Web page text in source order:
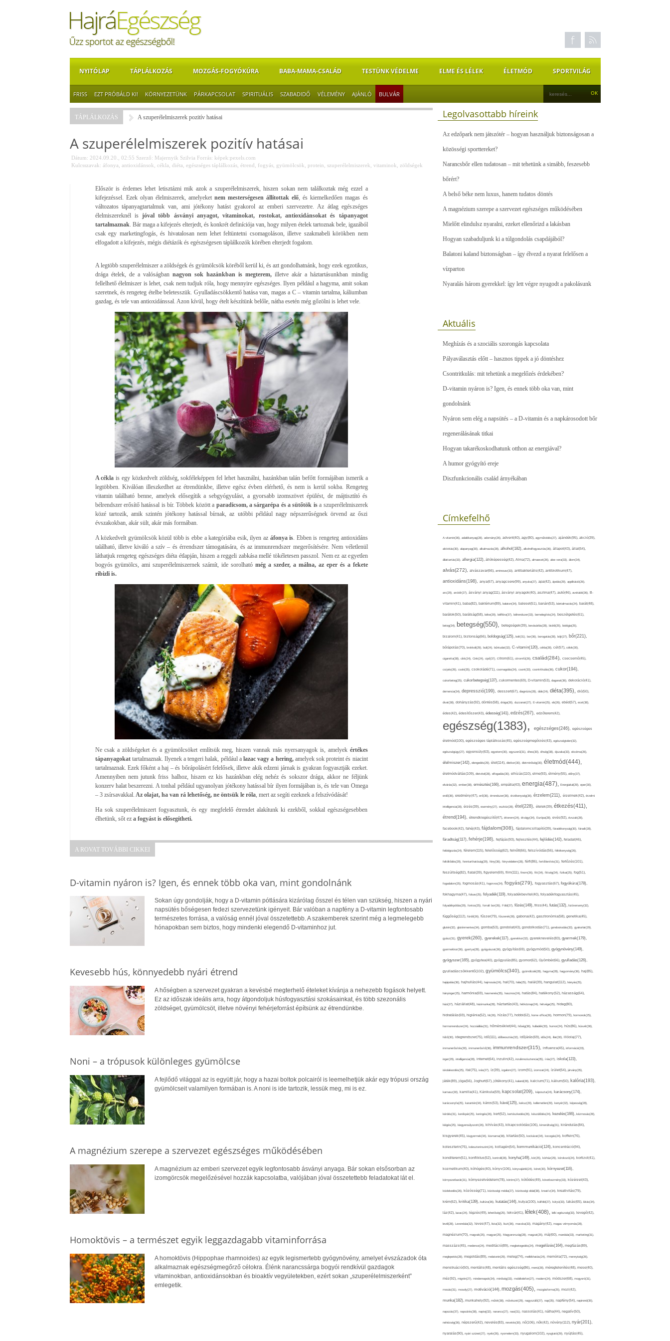
NYITÓLAP TÁPLÁLKOZÁS MOZGÁS-FOGYÓKÚRA BABA-MAMA-CSALÁD TESTÜNK VÉDELME ELME ÉS LÉLEK ÉLETMÓD SPORTVILÁG
FRISS EZT PRÓBÁLD KI! KÖRNYEZETÜNK PÁRKAPCSOLAT SPIRITUÁLIS SZABADIDŐ VÉLEMÉNY AJÁNLÓ BULVÁR
TÁPLÁLKOZÁS A szuperélelmiszerek pozitív hatásai
A szuperélelmiszerek pozitív hatásai
Dátum: 2024.09.20., 02:55 Szerző: Majernyik Szilvia Forrás: képek:pexels.com
Kulcsszavak: áfonya antioxidánsok cékla diéta egészséges táplálkozás, étrend fogyás, gyümölcsök protein szuperélelmiszerek vitaminok zöldségek
Először is érdemes lehet letisztázni mik azok a szuperélelmiszerek, hiszen sokan nem találkoztak még ezzel a
kifejezéssel. Ezek olyan élelmiszerek, amelyeket nem mesterségesen állítottak elő , és kiemelkedően magas és
változatos tápanyagtartalmuk van, ami jótékony hatást gyakorol az emberi szervezetre. Az átlag egészséges
élelmiszereknél isjóval több ásványi anyagot, vitaminokat, rostokat, antioxidánsokat és tápanyagot
tartalmaznak . Bár maga a kifejezés elterjedt, és konkrét definíciója van, hogy milyen ételek tartoznak bele, igazából
csak egy marketingfogás, és hivatalosan nem lehet feltüntetni csomagoláson, illetve szakmabeli körökben nem
elfogadott a kifejezés, mégis diétázók és egészségesen táplálkozók körében elterjedt fogalom.
A legtöbb szuperélelmiszer a zöldségek és gyümölcsök köréből kerül ki, és azt gondolhatnánk, hogy ezek egzotikus,
drága ételek, de a valóságban nagyon sok hazánkban is megterem, illetve akár a háztartásunkban mindig
fellelhető élelmiszer is lehet, csak nem tudjuk róla, hogy mennyire egészséges. Ilyen például a hagyma, amit sokan
szeretnek, és rengeteg ételbe beletesszük. Gyulladáscsökkentő hatása van, magas a C – vitamin tartalma, káliumban
gazdag, és tele van antioxidánssal. Azon kívül, hogy ételt készítünk belőle, nátha esetén még gőzölni is lehet vele.
A cékla is egy közkedvelt zöldség, sokféleképpen fel lehet használni, hazánkban talán befőtt formájában ismerik a
legtöbben. Kiválóan illeszkedhet az étrendünkbe, illetve egész évben elérhető, és nem is kerül sokba. Rengeteg
vitamin található benne, amelyek elősegítik a sebgyógyulást, a gyorsabb izomszövet épülést, de májtisztító és
bélrendszer erősítő hatással is bír. Többek között a paradicsom, a sárgarépa és a sütőtök isa szuperélelmiszerek
közé tartozik, amik szintén jótékony hatással bírnak, az utóbbi például nagy népszerűségnek örvend az őszi
évszakokban, akár sült, akár más formában.
A közkedvelt gyümölcsök közül több is ebbe a kategóriába esik, ilyen az áfonya is . Ebben is rengeteg antioxidáns
található, illetve kiváló a szív – és érrendszer támogatására, és az immunrendszer megerősítésére. Nem véletlenül
láthatjuk rengeteg egészséges diéta étlapján, hiszen a reggeli zabkása mellé tökéletesen passzol. Nem ez az egyetlen
bogyós gyümölcs, ami szuperélelmiszernek számít, ide sorolhatómég a szeder, a málna, az eper és a fekete
ribizli is.
Ne csak a zöldségeket és a gyümölcsöket említsük meg, hiszen vannak más nyersanyagok is, amelyek értékes
tápanyagokat tartalmaznak. Ilyenek a tengeri halak, például a lazac vagy a hering,amelyek sok proteint és niacint
tartalmaznak. Ezek főként a haj – és bőrápolásért felelősek, illetve akik edzeni járnak is gyakran fogyasztják ezeket.
Amennyiben nem jutunk friss halhoz, hiszen ez kis hazánkban elég nehéz és sokszor drága, akkor ne féljünk
konzerv halat beszerezni. A tonhal például ugyanolyan jótékony hatással bír ilyen formájában is, és tele van Omega
– 3 zsírsavakkal. Az olajat, ha van rá lehetőség, ne öntsük le róla, mert az segíti ezeknek a felszívódását!
Ha sok szuperélelmiszert fogyasztunk, és egy megfelelő étrendet alakítunk ki ezekből, sokkal egészségesebben
élhetünk, sőt eza fogyást is elősegítheti.
A ROVAT TOVÁBBI CIKKEI
D-vitamin nyáron is? Igen, és ennek több oka van, mint gondolnánk
Sokan úgy gondolják, hogy a D-vitamin pótlására kizárólag ősszel és télen van szükség, hiszen a nyári
napsütés bőségesen fedezi szervezetünk igényeit. Bár valóban a napfény a D-vitamin legfontosabb
természetes forrása, a valóság ennél jóval összetettebb. A szakemberek szerint még a legmelegebb
hónapokban sem biztos, hogy mindenki elegendő D-vitaminhoz jut.
Kevesebb hús, könnyedebb nyári étrend
A hőségben a szervezet gyakran a kevésbé megterhelő ételeket kívánja a nehezebb fogások helyett.
Ez az időszak ideális arra, hogy átgondoljuk húsfogyasztási szokásainkat, és több szezonális
zöldséget, gyümölcsöt, illetve növényi fehérjeforrást építsünk az étrendünkbe.
Noni – a trópusok különleges gyümölcse
A fejlődő világgal az is együtt jár, hogy a hazai boltok polcairól is leemelhetjük akár egy trópusi ország
gyümölcseit valamilyen formában is. A noni is ide tartozik, lessük meg, mi is ez.
A magnézium szerepe a szervezet egészséges működésében
A magnézium az emberi szervezet egyik legfontosabb ásványi anyaga. Bár sokan elsősorban az
izomgörcsök megelőzésével hozzák kapcsolatba, valójában jóval összetettebb feladatokat lát el.
Homoktövis – a természet egyik leggazdagabb vitaminforrása
A homoktövis (Hippophae rhamnoides) az egyik legismertebb gyógynövény, amelyet évszázadok óta
alkalmaznak egészségmegőrző célokra. Élénk narancssárga bogyói rendkívül gazdagok
vitaminokban, antioxidánsokban és bioaktív vegyületekben, ezért sokan „szuperélelmiszerként”
emlegetik.
Legolvasottabb híreink
Az edzőpark nem játszótér – hogyan használjuk biztonságosan a
közösségi sporttereket?
Narancsbőr ellen tudatosan – mit tehetünk a simább, feszesebb
bőrért?
A belső béke nem luxus, hanem tudatos döntés
A magnézium szerepe a szervezet egészséges működésében
Mielőtt elindulsz nyaralni, ezeket ellenőrizd a lakásban
Hogyan szabaduljunk ki a túlgondolás csapdájából?
Balatoni kaland biztonságban – így élvezd a nyarat felelősen a
vízparton
Nyaralás három gyerekkel: így lett végre nyugodt a pakolásunk
Aktuális
Meghízás és a szociális szorongás kapcsolata
Pályaválasztás előtt – hasznos tippek a jó döntéshez
Csontritkulás: mit tehetünk a megelőzés érdekében?
D-vitamin nyáron is? Igen, és ennek több oka van, mint
gondolnánk
Nyáron sem elég a napsütés – a D-vitamin és a napkárosodott bőr
regenerálásának titkai
Hogyan takarékoskodhatunk otthon az energiával?
A humor gyógyító ereje
Diszfunkcionális család árnyékában
Címkefelhő
A-vitamin(36), adalékanyag(28), adomány(26), advent(40), agy(80), agyműködés(27), ajándék(95), akció(39),
aktivitás(30), alapanyag(30), alkalmazás(28), alkohol(182), alkoholfogyasztás(36), állapot(43), állat(54),
állattartás(33), allergia(122), állóképesség(42), Alma(72), almaecet(26), aloe vera(33), álom(34),
alvás(272), alvászavar(66), aminosav(33), antibakteriális(42), antibiotikum(47),
antioxidáns(198), anya(67), anyagcsere(99), anyuka(27), apa(42), ápolás(29), applikáció(26),
arc(29), arcbőr(27), ásványi anyag(111), ásványi anyagok(40), asztma(47), autó(46), avokádó(36), B-
vitamin(41), baba(82), baktérium(89), balaton(34), baleset(51), banán(53), bántalmazás(24), barát(48),
barátok(50), barátság(58), béke(29), bélflóra(37), bélrendszer(33), bemelegítés(24), beszélgetés(61),
beteg(34), betegség(550), betegségek(39), bevásárlás(28), bicikli(25), biológia(25),
bizalom(41), biztonság(66), boldogság(125), bolt(31), bor(36), borogatás(28), böjt(27), bőr(221),
bőrápolás(70), brokkoli(29), buli(24), bűntudat(32), C-vitamin(120), cékla(28), cél(57), célok(30),
cigaretta(38), cikk(24), Cink(24), cipő(37), citrom(61), citromfű(26), család(284), csecsemő(45),
csípés(26), csoki(35), csokoládé(71), csomagolás(24), csont(33), csontritkulás(36), cukor(194),
cukorbeteg(25), cukorbetegség(137), cukormentes(69), D-vitamin(53), daganat(36), dekoráció(41),
demencia(34), depresszió(199), desszert(67), diagnózis(28), diák(24), diéta(395), dió(50),
divat(38), dohányzás(92), döntés(58), drága(26), duzzanat(27), E-vitamin(25), eb(26), ebéd(57), ecet(38),
édes(42), édesítőszer(43), édesség(141), edzés(267), edzőterem(42),
egészség(1383), egészséges(246), egészséges
életmód(100), egészséges táplálkozás(45), egészségmegőrzés(43), egészségtelen(32),
egészségügy(27), egyensúly(63), egyetem(30), egyszerű(31), éhes(30), éhség(38), éjszaka(33), ekcéma(26),
élelmiszer(142), elengedés(29), élet(114), életkor(30), életminőség(30), életmód(444),
életmódváltás(109), életvitel(28), elfogadás(30), elhízás(110), elme(93), élmény(55), előny(37),
elvárás(32), ember(38), emésztés(166), empátia(43), energia(487), Energiaital(29), eper(30),
erdő(36), eredmény(47), erő(36), érrendszer(36), érzékenység(36), érzelem(211), érzelmek(42), érzelmi
intelligencia(28), érzés(39), esemény(27), eszköz(28), étel(228), ételek(39), étkezés(411),
étrend(194), étrendkiegészítő(47), étterem(24), étvágy(34), Európa(28), evés(92), évszak(28),
facebook(42), fahéj(43), fájdalom(308), fájdalomcsillapító(39), fáradékonyság(30), fáradt(28),
fáradtság(117), fehérje(198), fejfájás(93), fejlesztés(44), fejlődés(142), feladat(46),
feldolgozás(24), félelem(115), felelősség(62), felnőtt(66), felszívódás(56), féltékenység(26),
feltöltődés(29), fenntarthatóság(29), fény(36), fényvédelem(28), férfi(86), fertőtlenítés(31), fertőzés(101),
feszültség(82), fiatal(39), figyelem(69), film(111), finom(26), fitt(34), fittség(34), fizikai(25), fog(51),
fogadalom(25), fogmosás(41), fogorvos(24), fogyás(279), fogyasztás(67), fogyókúra(178),
fokhagyma(47), folsav(25), folyadék(119), folyadékbevitel(40), folyadékfogyasztás(45),
folyadékpótlás(29), fontos(25), forralt bor(26), Föld(27), főzés(149), friss(44), futás(132), futóverseny(32),
függőség(112), fürdő(26), fűszer(79), fűszerek(28), gabona(42), gasztronómia(58), genetika(45),
glutén(32), gluténmentes(34), gomba(53), gondolat(43), gondolkodás(71), gondoskodás(33), gyakorlat(29),
gyász(31), gyerek(260), gyerekek(117), gyerekkor(32), gyereknevelés(83), gyermek(179),
gyermekkor(36), gyertya(28), gyógyászat(36), gyógyítás(69), gyógymód(50), gyógynövény(149),
gyógyszer(165), gyógytea(40), gyógyulás(85), gyomor(62), Gyömbér(66), gyulladás(126),
gyulladáscsökkentő(102), gyümölcs(340), gyümölcslé(28), hagyma(28), hagyomány(36), haj(85),
hajápolás(36), hajhullás(44), hajmosás(24), hal(70), hála(25), halál(39), hangulat(112), hányás(25),
hányinger(25), harmónia(69), hasmenés(35), hasznos(24), hatás(84), hatékony(52), házasság(64),
házi(27), háziállat(48), házimunka(28), háztartás(43), hétköznap(24), hétvége(25), hideg(80),
hidratálás(69), higiénia(52), hit(26), hízás(77), hobbi(62), home office(26), hormon(79), hormonok(25),
hormonrendszer(24), hozzáállás(31), hőmérséklet(44), hőség(36), hulladék(33), humor(24), hús(86), húsvét(36),
hűtő(30), idegrendszer(75), idő(111), időbeosztás(32), időjárás(69), idős(24), illat(30), illóolaj(77),
immunerősítés(30), immunerősítő(36), immunrendszer(315), influenza(45), információ(33),
inger(29), intelligencia(28), internet(64), inzulin(42), inzulinrezisztencia(35), írás(27), iskola(123),
iskolakezdés(25), ital(75), ivás(27), íz(39), izgalom(27), izom(91), izomzat(24), ízület(54), járvány(35),
játék(89), jóga(56), Joghurt(67), jótékony(41), kaland(28), kalcium(71), kálium(50), kalória(193),
kamasz(30), kamilla(41), Kánikula(59), kapcsolat(209), káposzta(24), karácsony(174),
karácsonyfa(25), karantén(34), káros(53), kávé(125), keksz(29), kellemetlen(29), kenyér(32), képesség(28),
kérdés(31), kerékpár(25), keringés(26), kert(52), kertészkedés(26), készülődés(24), kezelés(166), kézmosás(28),
kiégés(25), kiegyensúlyozott(26), kihívás(43), kikapcsolódás(106), kimerültség(31), kirándulás(84),
kisgyerek(45), kisgyermek(34), kismama(38), kitartás(50), kockázat(34), kocogás(24), koffein(76),
koleszterin(76), koleszterinszint(24), kollagén(54), kommunikáció(124), koncentráció(94),
konditerem(51), konfliktus(52), kontroll(28), konyha(149), kór(25), kórház(29), kórokozó(24), kortizol(41),
kozmetikum(40), köhögés(40), könyv(106), könyvajánló(24), köret(30), környezet(116),
környezetbarát(31), környezetvédelem(78), köröm(27), kötődés(49), következmény(33), közérzet(43),
közlekedés(26), közösség(71), közösségi média(27), közösségi oldal(38), kreatív(34), kreativitás(79),
krém(62), kritika(139), kultúra(36), kutatás(144), kutya(100), külföld(27), kütyü(33), lakás(65), látás(34),
láz(42), lazac(24), légzés(49), lehetőség(25), lekvár(41), lélek(408), lelki egészség(33), levegő(42),
levél(28), Levendula(32), leves(47), lista(32), liszt(36), macska(33), magány(42), magas vérnyomás(28),
magnézium(70), magvak(25), magyar(25), Magyarország(28), magzat(25), máj(60), mandula(33), marketing(31),
masszázs(45), medence(24), meditáció(89), megbetegedés(24), megelőzés(164), megfázás(89),
meglepetés(28), megoldás(89), melatonin(29), meleg(74), mellékhatás(24), memória(72), mennyiség(26),
menstruáció(50), mentális(48), mentális egészség(86), menü(28), méregtelenítés(48), mese(40),
méz(92), migrén(27), mindennapok(34), minőség(33), mobiltelefon(27), modern(24), módszer(68), mogyoró(31),
mosás(31), mosoly(27), motiváció(144), mozgás(405), mozgásforma(25), mozi(42),
munka(182), munkahely(92), műtét(38), művészet(29), nagyszülő(27), nap(35), napfény(54), napirend(35),
napozás(37), napsütés(38), naptej(32), narancs(27), nasi(31), nassolás(41), nátha(44), negatív(50),
nehézség(36), népszerű(42), nevelés(83), nevetés(30), nő(106), nők(42), növény(112), nyár(201),
nyaralás(90), nyári szünet(27), nyelv(26), nyomelem(33), nyugalom(102), nyugtató(29), nyújtás(45),